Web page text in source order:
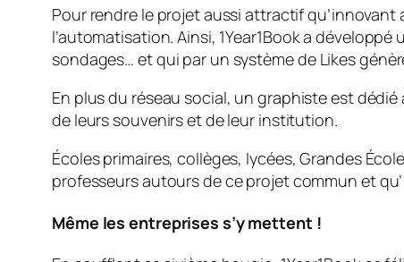
Pour rendre le projet aussi attractif
l’automatisation. Ainsi, 1Year1Book a
sondages… et qui par un système de Likes
En plus du réseau social, un graphiste est
de leurs souvenirs et de leur institution.
Écoles primaires, collèges, lycées, Grandes
professeurs autours de ce projet commun et
Même les entreprises s’y mettent !